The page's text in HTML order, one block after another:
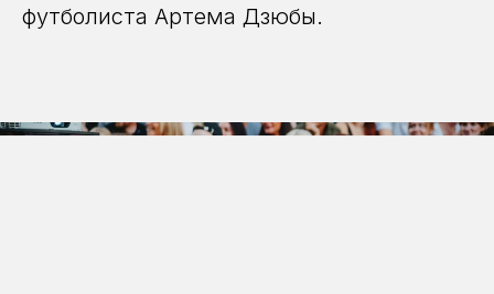
футболиста Артема Дзюбы.